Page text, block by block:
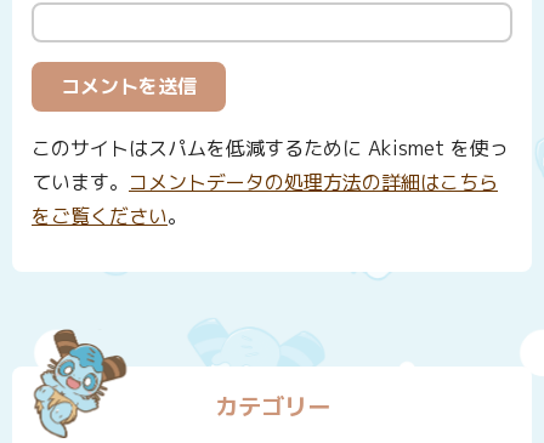
このサイトはスパムを低減するために Akismet を使っ
ています。 コメントデータの処理方法の詳細はこちら
をご覧ください。
カテゴリー